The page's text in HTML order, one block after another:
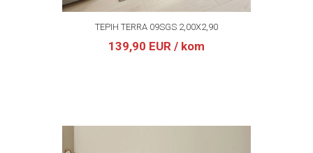
TEPIH TERRA 09SGS 2,00X2,90
139,90 EUR / kom